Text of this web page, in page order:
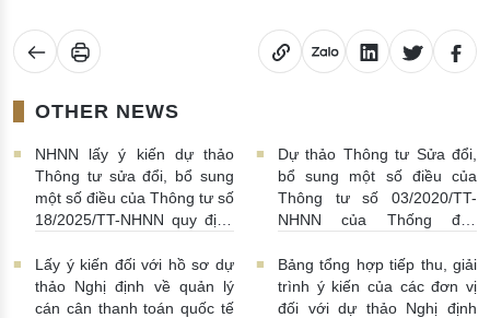
OTHER NEWS
NHNN lấy ý kiến dự thảo
Thông tư sửa đổi, bổ sung
một số điều của Thông tư số
18/2025/TT-NHNN quy định
sẻ thông tin của Hệ thống
thông tin phục vụ công tác
giám sát hoạt động QTDND
Dự thảo Thông tư Sửa đổi,
bổ sung một số điều của
Thông tư số 03/2020/TT-
NHNN của Thống đốc
tiền của NHNN 03/08/2026 |
11:16:00
Lấy ý kiến đối với hồ sơ dự
thảo Nghị định về quản lý
cán cân thanh toán quốc tế
Bảng tổng hợp tiếp thu, giải
trình ý kiến của các đơn vị
đối với dự thảo Nghị định